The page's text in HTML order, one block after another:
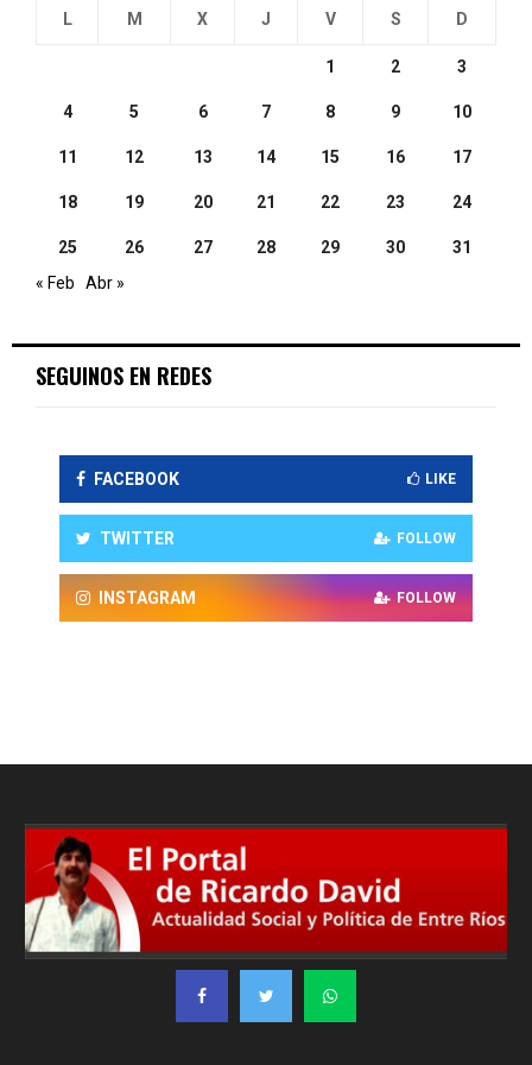
L M X J V S D
1 2 3
4 5 6 7 8 9 10
11 12 13 14 15 16 17
18 19 20 21 22 23 24
25 26 27 28 29 30
31
« Feb
Abr »
SEGUINOS EN REDES
FACEBOOK LIKE
TWITTER FOLLOW
INSTAGRAM FOLLOW